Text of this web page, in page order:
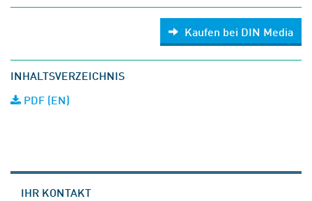
Kaufen bei DIN Media
INHALTSVERZEICHNIS
PDF (EN)
IHR KONTAKT